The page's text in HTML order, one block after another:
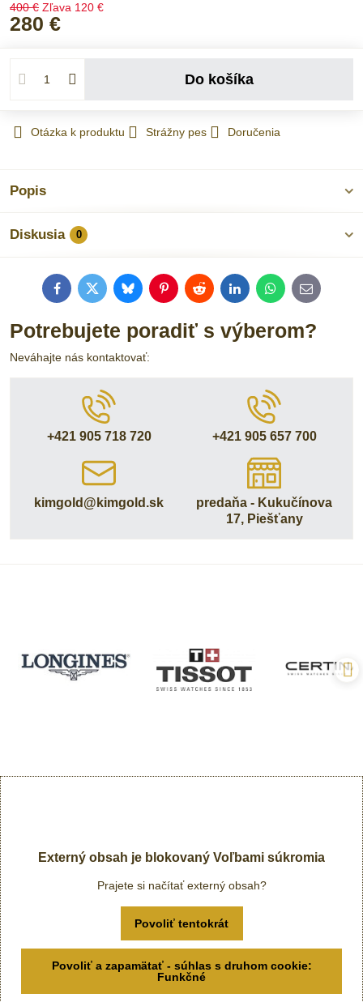
400 € Zľava 120 €
280 €
Do košíka
Otázka k produktu Strážny pes Doručenia
Popis
Diskusia 0
FacebookTwitterBlueskyPinterestRedditLinkedInWhatsApp
E-
mail
Potrebujete poradiť s výberom?
Neváhajte nás kontaktovať:
+421 905 718 720 +421 905 657 700
kimgold​@kimgold​.sk
predaňa - Kukučínova
17, Piešťany
Externý obsah je blokovaný Voľbami súkromia
Prajete si načítať externý obsah?
Povoliť tentokrát
Povoliť a zapamätať - súhlas s druhom cookie:
Funkčné